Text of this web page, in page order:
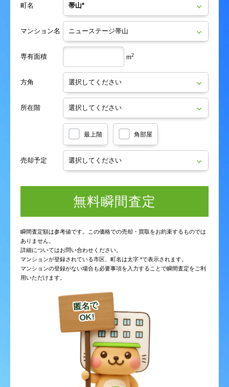
町名
マンション名
専有面積 m2
方角
所在階
最上階 角部屋
売却予定
無料瞬間査定
瞬間査定額は参考値です。この価格での売却・買取をお約束するものでは
ありません。
詳細についてはお問い合わせください。
マンションが登録されている市区、町名は太字 *で表示されます。
マンションの登録がない場合も必要事項を入力することで瞬間査定をご利
用いただけます。